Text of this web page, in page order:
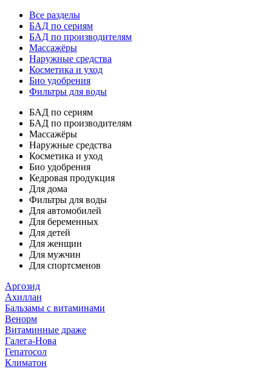
Все разделы
БАД по сериям
БАД по производителям
Массажёры
Наружные средства
Косметика и уход
Био удобрения
Фильтры для воды
БАД по сериям
БАД по производителям
Массажёры
Наружные средства
Косметика и уход
Био удобрения
Кедровая продукция
Для дома
Фильтры для воды
Для автомобилей
Для беременных
Для детей
Для женщин
Для мужчин
Для спортсменов
Аргозид
Ахиллан
Бальзамы с витаминами
Венорм
Витаминные драже
Галега-Нова
Гепатосол
Климатон